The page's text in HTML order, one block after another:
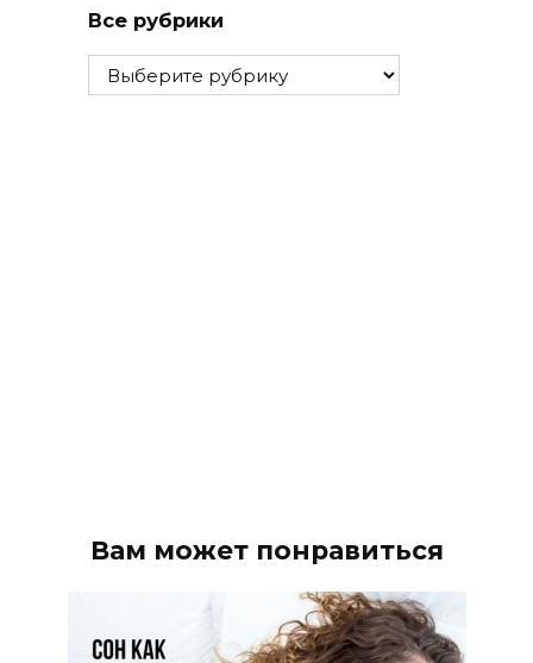
Все рубрики
Все
рубрики
Вам может понравиться